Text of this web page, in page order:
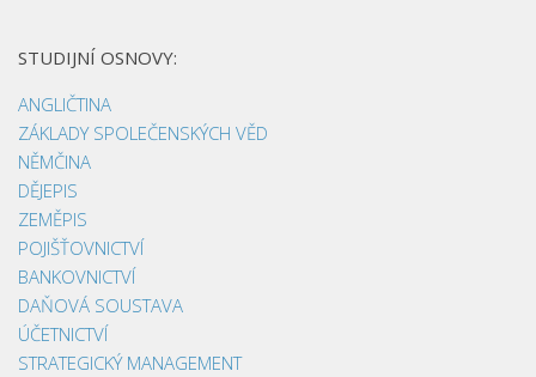
STUDIJNÍ OSNOVY:
ANGLIČTINA
ZÁKLADY SPOLEČENSKÝCH VĚD
NĚMČINA
DĚJEPIS
ZEMĚPIS
POJIŠŤOVNICTVÍ
BANKOVNICTVÍ
DAŇOVÁ SOUSTAVA
ÚČETNICTVÍ
STRATEGICKÝ MANAGEMENT